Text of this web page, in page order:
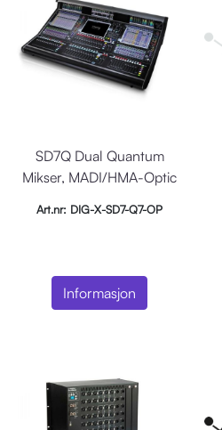
SD7Q Dual Quantum
Mikser, MADI/HMA-Optic
Art.nr: DIG-X-SD7-Q7-OP
Informasjon